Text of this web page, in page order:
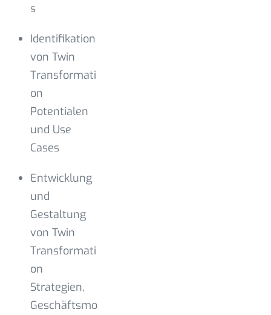
s
Identifikation
von Twin
Transformati
on
Potentialen
und Use
Cases
Entwicklung
und
Gestaltung
von Twin
Transformati
on
Strategien,
Geschäftsmo